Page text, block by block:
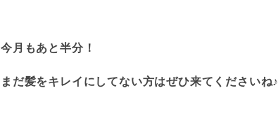
今月もあと半分！
まだ髪をキレイにしてない方はぜひ来てくださいね♪